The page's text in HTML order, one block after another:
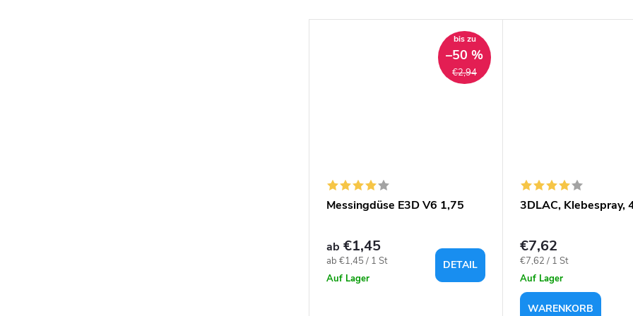
€2,94
bis zu
–50 %
Messingdüse E3D V6 1,75
ab €1,45
Verkaufspreis:
ab €1,45 / 1 St
Auf Lager
DETAIL
3DLAC, Klebespray,
€7,62
Verkaufspreis:
€7,62 / 1 St
Auf Lager
WARENKORB